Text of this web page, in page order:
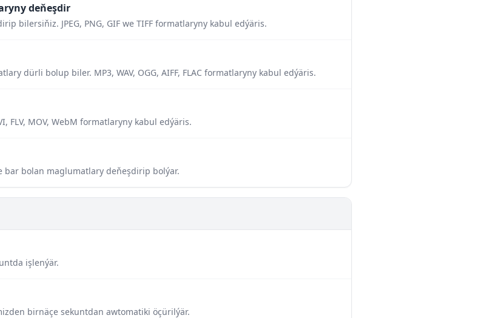
deňeşdir
bilersiňiz. JPEG, PNG, GIF we TIFF formatlaryny kabul edýäris.
dürli bolup biler. MP3, WAV, OGG, AIFF, FLAC formatlaryny kabul edýäris.
FLV, MOV, WebM formatlaryny kabul edýäris.
bar bolan maglumatlary deňeşdirip bolýar.
işlenýär.
birnäçe sekuntdan awtomatiki öçürilýär.